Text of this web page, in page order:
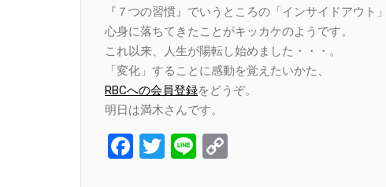
『７つの習慣』でいうところの「インサイドアウト
心身に落ちてきたことがキッカケのようです。
これ以来、人生が陽転し始めました・・・。
「変化」することに感動を覚えたいかた、
RBCへの会員登録をどうぞ。
明日は満木さんです。
Facebook
Twitter
Line